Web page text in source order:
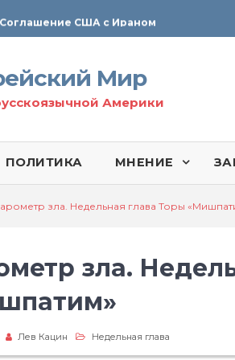
Соглашение США с Ираном
Технология Революции в Иране
От Ирана до Ливана и Газы
Мир
Америки
ПОЛИТИКА МНЕНИЕ
зла. Недельная глава Торы
зла.
Лев Кацин Недельная глава